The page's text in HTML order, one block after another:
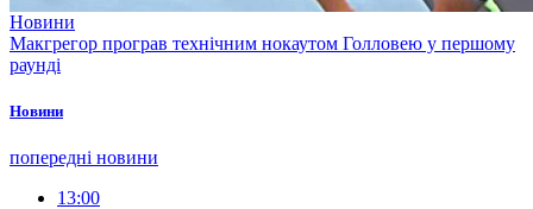
Новини
Макгрегор програв технічним нокаутом Голловею у першому
раунді
Новини
попередні новини
13:00